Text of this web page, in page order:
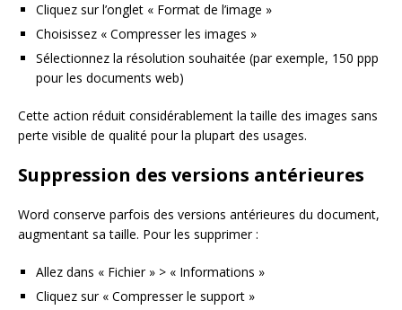
Cliquez sur l’onglet « Format de l’image »
Choisissez « Compresser les images »
Sélectionnez la résolution souhaitée (par exemple, 150 ppp
pour les documents web)
Cette action réduit considérablement la taille des images sans
perte visible de qualité pour la plupart des usages.
Suppression des versions antérieures
Word conserve parfois des versions antérieures du document,
augmentant sa taille. Pour les supprimer :
Allez dans « Fichier » > « Informations »
Cliquez sur « Compresser le support »